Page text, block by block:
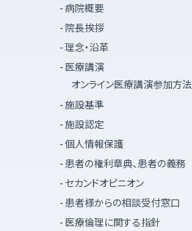
病院概要
院長挨拶
理念・沿革
医療講演
オンライン医療講演参加方法
施設基準
施設認定
個人情報保護
患者の権利章典、患者の義務
セカンドオピニオン
患者様からの相談受付窓口
医療倫理に関する指針